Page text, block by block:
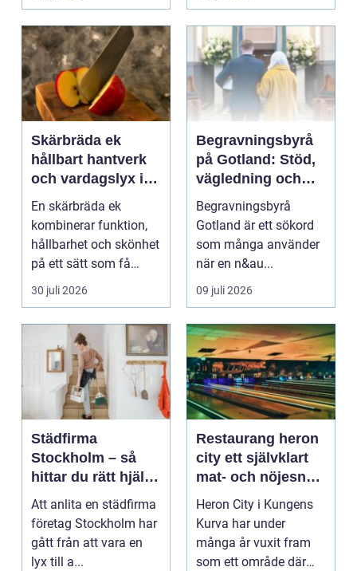
Skärbräda ek
hållbart hantverk
och vardagslyx i
köket
En skärbräda ek
kombinerar funktion,
hållbarhet och skönhet
på ett sätt som få
andra köksredskap
gör...
30 juli 2026
Begravningsbyrå
på Gotland: Stöd,
vägledning och
trygga val
Begravningsbyrå
Gotland är ett sökord
som många använder
när en n&au...
09 juli 2026
Städfirma
Stockholm – så
hittar du rätt hjälp
för hem och
företag
Att anlita en städfirma
företag Stockholm har
gått från att vara en
lyx till a...
Restaurang heron
city ett självklart
mat- och nöjesnav
i kungens kurva
Heron City i Kungens
Kurva har under
många år vuxit fram
som ett område där